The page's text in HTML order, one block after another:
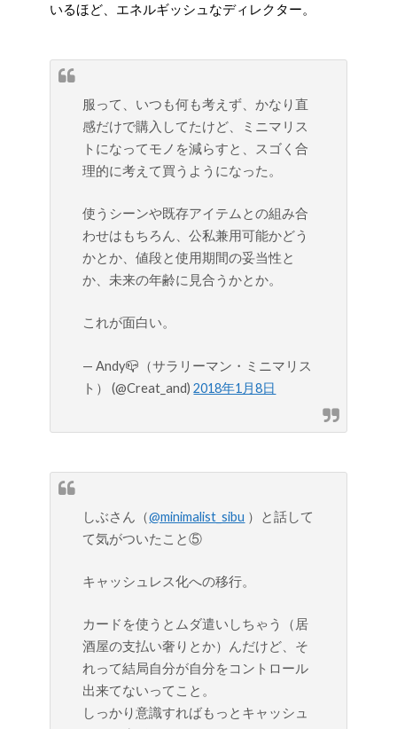
いるほど、エネルギッシュなディレクター。
服って、いつも何も考えず、かなり直
感だけで購入してたけど、ミニマリス
トになってモノを減らすと、スゴく合
理的に考えて買うようになった。
使うシーンや既存アイテムとの組み合
わせはもちろん、公私兼用可能かどう
かとか、値段と使用期間の妥当性と
か、未来の年齢に見合うかとか。
これが面白い。
— Andy📪（サラリーマン・ミニマリス
ト） (@Creat_and)2018年1月8日
しぶさん（@minimalist_sibu ）と話して
て気がついたこと⑤
キャッシュレス化への移行。
カードを使うとムダ遣いしちゃう（居
酒屋の支払い奢りとか）んだけど、そ
れって結局自分が自分をコントロール
出来てないってこと。
しっかり意識すればもっとキャッシュ